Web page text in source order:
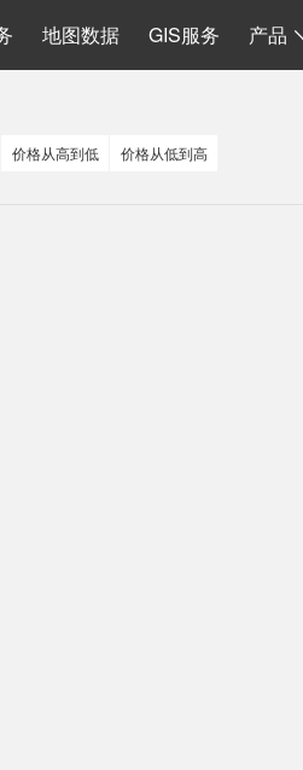
地图数据 GIS服务 产品
水经微图CAD
二维系统
离线 API 源码
价格从高到低
价格从低到高